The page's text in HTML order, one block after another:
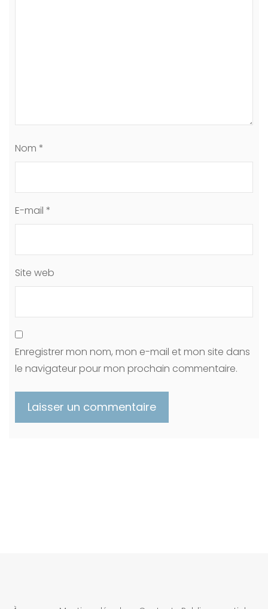
Nom *
E-mail *
Site web
Enregistrer mon nom, mon e-mail et mon site dans
le navigateur pour mon prochain commentaire.